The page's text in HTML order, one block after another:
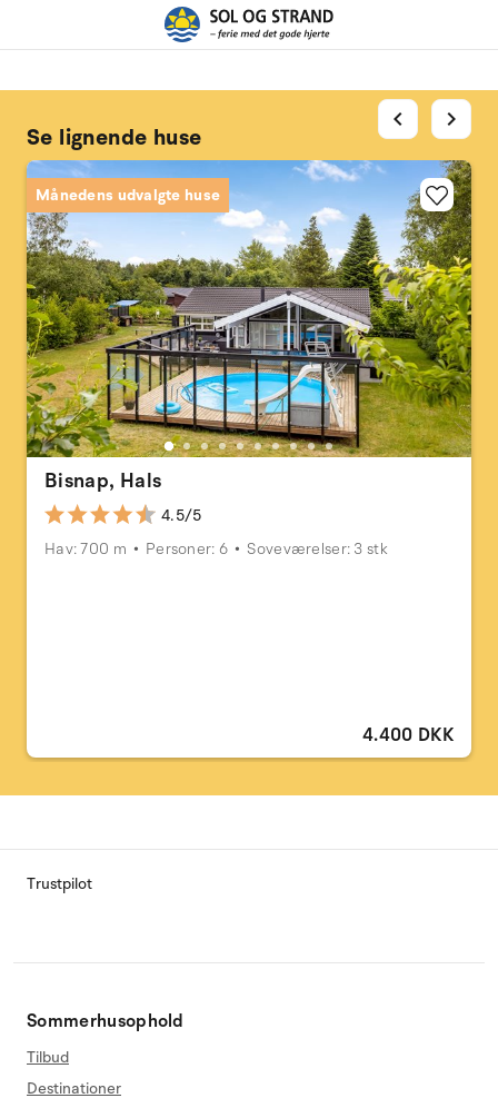
Se lignende huse
Månedens udvalgte huse
Bisnap, Hals
4.5/5
Hav: 700 m
Personer: 6 Soveværelser: 3 stk
4.400 DKK
chevron_left chevron_right
Trustpilot
Sommerhusophold
Tilbud
Destinationer